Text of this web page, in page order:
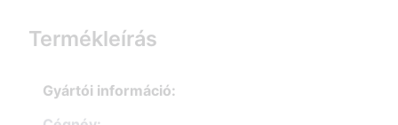
Termékleírás
Gyártói információ: